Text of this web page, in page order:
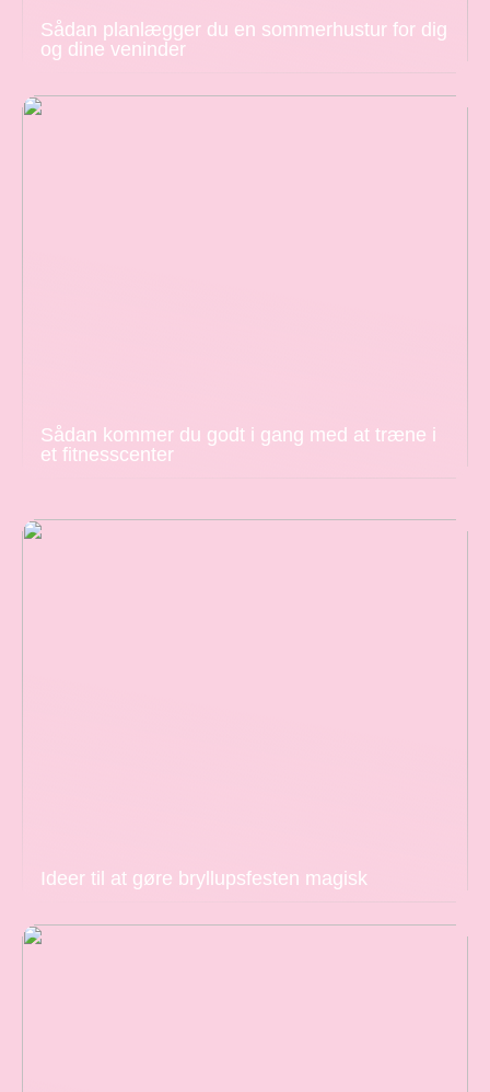
Sådan planlægger du en sommerhustur for dig
og dine veninder
Sådan kommer du godt i gang med at træne i
et fitnesscenter
Ideer til at gøre bryllupsfesten magisk